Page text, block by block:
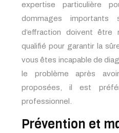
expertise particulière
dommages
d’effraction doivent être
qualifié pour garantir la
vous êtes incapable de
le problème après
proposées, il est
professionnel.
Prévention et